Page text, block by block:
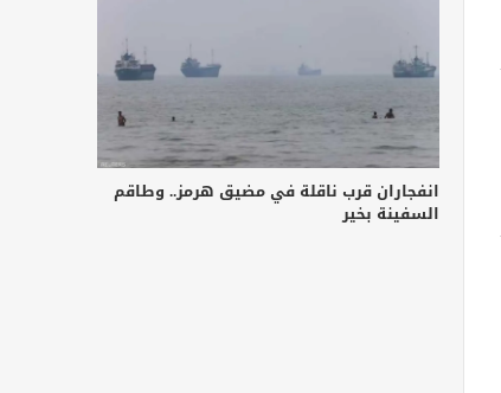
انفجاران قرب ناقلة في مضيق هرمز.. وطاقم
السفينة بخير